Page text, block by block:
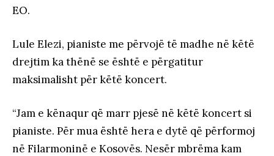
EO.
Lule Elezi, pianiste me përvojë të madhe në këtë
drejtim ka thënë se është e përgatitur
maksimalisht për këtë koncert.
“Jam e kënaqur që marr pjesë në këtë koncert si
pianiste. Për mua është hera e dytë që përformoj
në Filarmoninë e Kosovës. Nesër mbrëma kam